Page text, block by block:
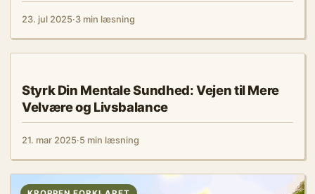
23. jul 2025·3 min læsning
Styrk Din Mentale Sundhed: Vejen til Mere
Velvære og Livsbalance
21. mar 2025·5 min læsning